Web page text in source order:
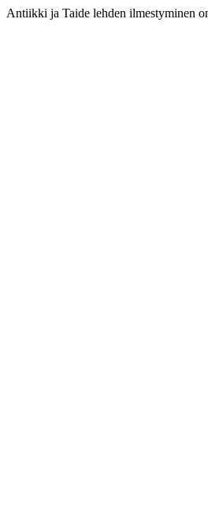
Antiikki ja Taide lehden ilmestyminen